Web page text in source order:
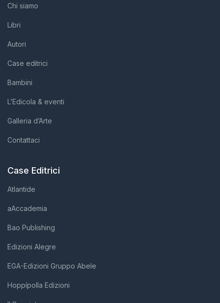
Chi siamo
Libri
Autori
Case editrici
Bambini
L’Edicola & eventi
Galleria d’Arte
Contattaci
Case Editrici
Atlantide
aAccademia
Bao Publishing
Edizioni Alegre
EGA-Edizioni Gruppo Abele
Hoppípolla Edizioni